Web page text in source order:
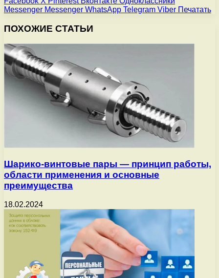
Messenger Messenger WhatsApp Telegram Viber Печатать
ПОХОЖИЕ СТАТЬИ
Шарико-винтовые пары — принцип работы,
области применения и основные
преимущества
18.02.2024